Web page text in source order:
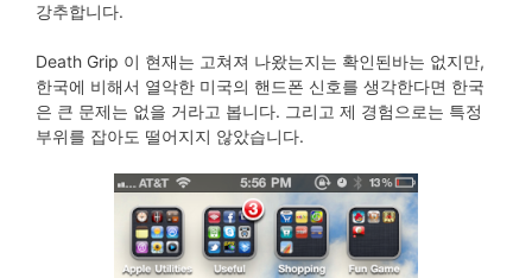
강추합니다.
Death Grip 이 현재는 고쳐져 나왔는지는 확인된바는 없지만,
한국에 비해서 열악한 미국의 핸드폰 신호를 생각한다면 한국
은 큰 문제는 없을 거라고 봅니다. 그리고 제 경험으로는 특정
부위를 잡아도 떨어지지 않았습니다.